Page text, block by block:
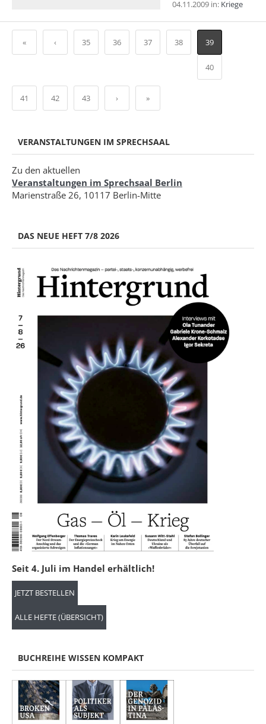
04.11.2009 in: Kriege
« ‹ 35 36 37 38 39
40
41 42 43 › »
VERANSTALTUNGEN IM SPRECHSAAL
Zu den aktuellen
Veranstaltungen im Sprechsaal Berlin
Marienstraße 26, 10117 Berlin-Mitte
DAS NEUE HEFT 7/8 2026
Seit 4. Juli im Handel erhältlich!
JETZT BESTELLEN
ALLE HEFTE (ÜBERSICHT)
BUCHREIHE WISSEN KOMPAKT